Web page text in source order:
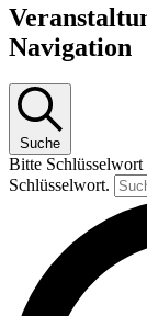
Navigation
Suche
Bitte Schlüsselwort
Schlüsselwort.